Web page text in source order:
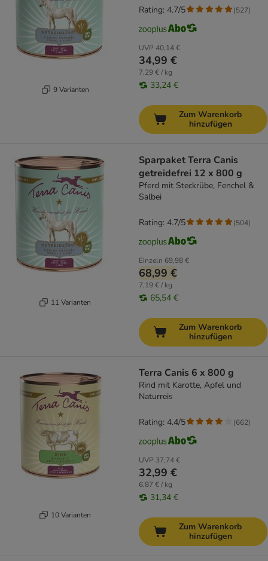
9 Varianten
UVP 40,14 €
34,99 €
7,29 € / kg
33,24 €
Rating: 4.7/5 (527)
Zum Warenkorb
hinzufügen
11 Varianten
Sparpaket Terra Canis
getreidefrei 12 x 800 g
Pferd mit Steckrübe, Fenchel &
Salbei
Einzeln 69,98 €
68,99 €
7,19 € / kg
65,54 €
Rating: 4.7/5 (504)
Zum Warenkorb
hinzufügen
10 Varianten
Terra Canis 6 x 800 g
Rind mit Karotte, Apfel und
Naturreis
UVP 37,74 €
32,99 €
6,87 € / kg
31,34 €
Rating: 4.4/5 (662)
Zum Warenkorb
hinzufügen